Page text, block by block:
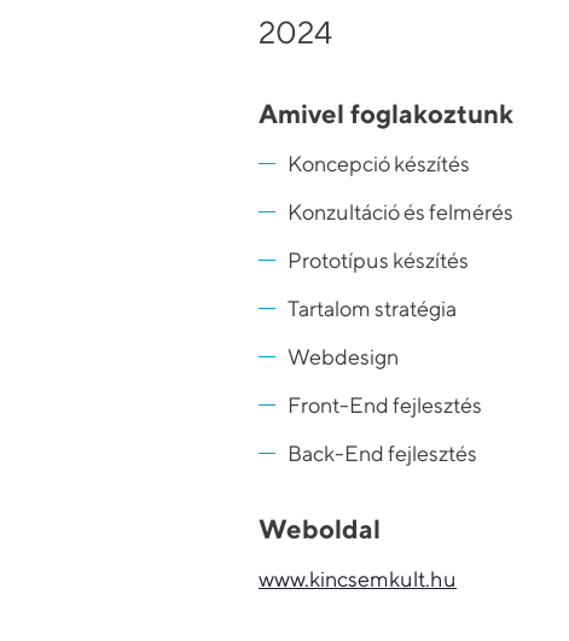
2024
Amivel foglakoztunk
Koncepció készítés
Konzultáció és felmérés
Prototípus készítés
Tartalom stratégia
Webdesign
Front-End fejlesztés
Back-End fejlesztés
Weboldal
www.kincsemkult.hu